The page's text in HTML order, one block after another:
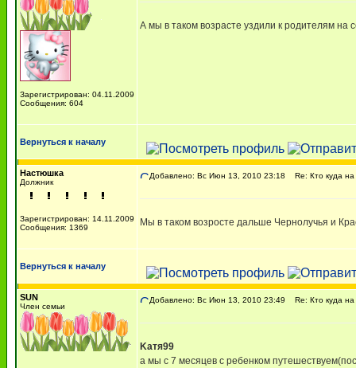
Зарегистрирован: 04.11.2009
Сообщения: 604
А мы в таком возрасте уздили к родителям на
Вернуться к началу
Настюшка
Должник
Зарегистрирован: 14.11.2009
Сообщения: 1369
Добавлено: Вс Июн 13, 2010 23:18 Re: Кто куда
Мы в таком возросте дальше Чернолучья и
Вернуться к началу
SUN
Член семьи
Добавлено: Вс Июн 13, 2010 23:49 Re: Кто куда
Kатя99
а мы с 7 месяцев с ребенком